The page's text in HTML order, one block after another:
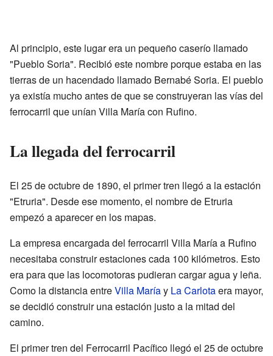
Al principio, este lugar era un pequeño caserío llamado
"Pueblo Soria". Recibió este nombre porque estaba en las
tierras de un hacendado llamado Bernabé Soria. El pueblo
ya existía mucho antes de que se construyeran las vías del
ferrocarril que unían Villa María con Rufino.
La llegada del ferrocarril
El 25 de octubre de 1890, el primer tren llegó a la estación
"Etruria". Desde ese momento, el nombre de Etruria
empezó a aparecer en los mapas.
La empresa encargada del ferrocarril Villa María a Rufino
necesitaba construir estaciones cada 100 kilómetros. Esto
era para que las locomotoras pudieran cargar agua y leña.
Como la distancia entreVilla Maríay La Carlotaera mayor,
se decidió construir una estación justo a la mitad del
camino.
El primer tren del Ferrocarril Pacífico llegó el 25 de octubre